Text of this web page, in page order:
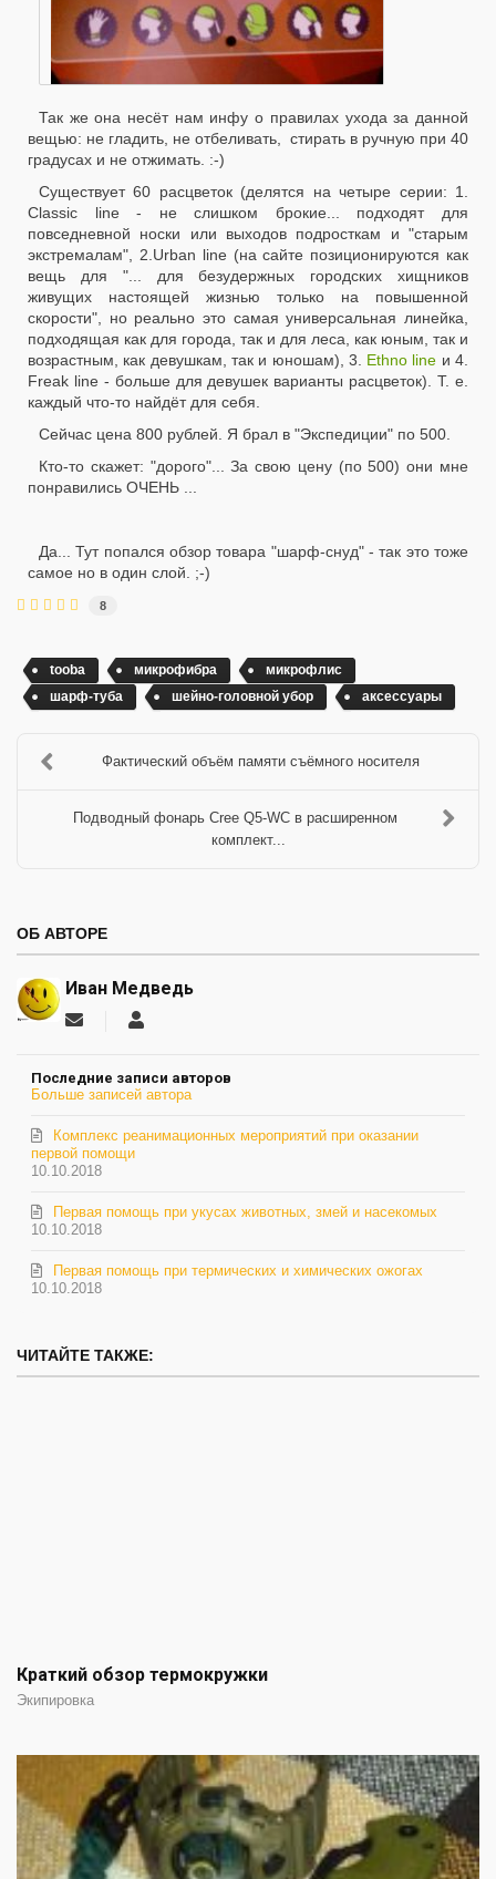
Так же она несёт нам инфу о правилах ухода за данной
вещью: не гладить, не отбеливать, стирать в ручную при 40
градусах и не отжимать. :-)
Существует 60 расцветок (делятся на четыре серии: 1.
Classic line- не слишком брокие... подходят для
повседневной носки или выходов подросткам и "старым
экстремалам", 2. Urban line (на сайте позиционируются как
вещь для "... для безудержных городских хищников
живущих настоящей жизнью только на повышенной
скорости", но реально это самая универсальная линейка,
подходящая как для города, так и для леса, как юным, так и
возрастным, как девушкам, так и юношам), 3. Ethno line и 4.
Freak line- больше для девушек варианты расцветок). Т. е.
каждый что-то найдёт для себя.
Сейчас цена 800 рублей. Я брал в "Экспедиции" по 500.
Кто-то скажет: "дорого"... За свою цену (по 500) они мне
понравились ОЧЕНЬ ...
Да... Тут попался обзор товара "шарф-снуд" - так это тоже
самое но в один слой. ;-)
8
tooba микрофибра
микрофлис
шарф-туба
шейно-головной убор аксессуары
Фактический объём памяти съёмного носителя
Подводный фонарь Cree Q5-WC в расширенном
комплект...
ОБ АВТОРЕ
Иван Медведь
Подписаться
автора
Последние записи авторов
Больше записей автора
10.10.2018
Комплекс реанимационных мероприятий при оказании
первой помощи
10.10.2018
Первая помощь при укусах животных, змей и насекомых
10.10.2018
Первая помощь при термических и химических ожогах
ЧИТАЙТЕ ТАКЖЕ:
Краткий обзор термокружки
Экипировка